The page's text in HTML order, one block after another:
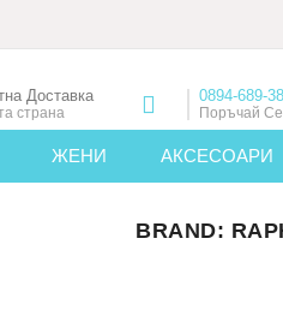
Доставка
страна
0894-689-
Поръчай
ЖЕНИ АКСЕСОАРИ
BRAND: